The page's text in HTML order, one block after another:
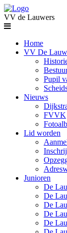
VV de Lauwers
Home
VV De
Pupil
Nieuws
FVVK
Lid worden
Junioren
De
De
De
De
De